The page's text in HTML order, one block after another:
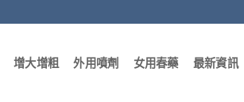
增大增粗 外用噴劑 女用春藥 最新資訊